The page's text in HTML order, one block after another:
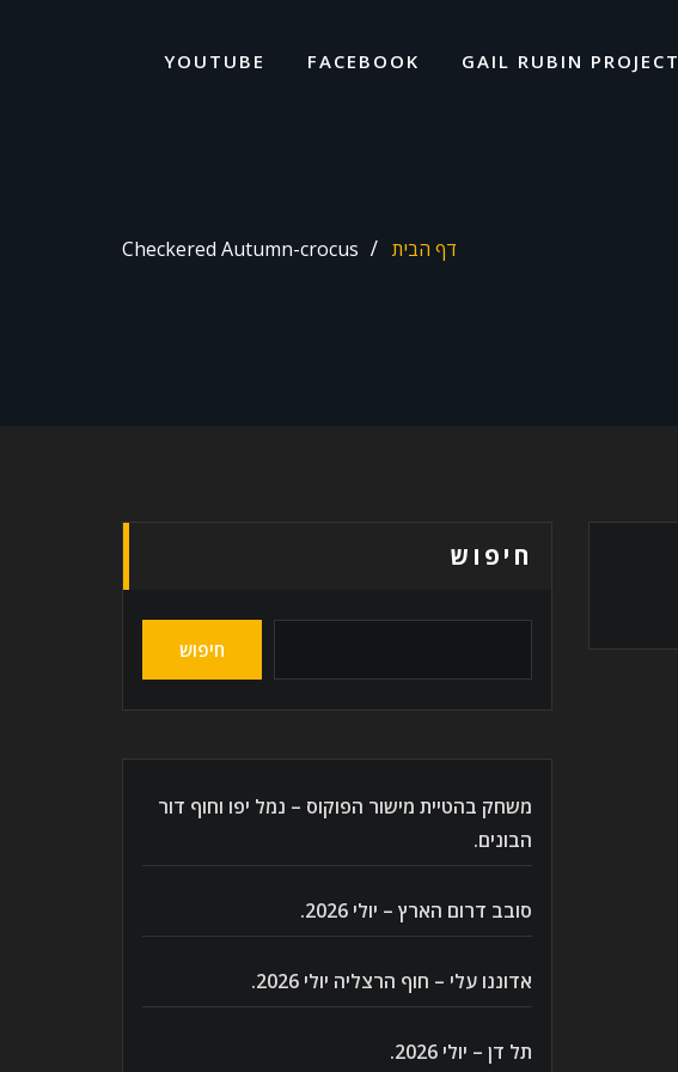
GAIL RUBIN PROJECT
FACEBOOK
YOUTUBE
דף הבית Checkered Autumn-crocus
חיפוש
חיפוש
משחק בהטיית מישור הפוקוס – נמל יפו וחוף דור
הבונים.
סובב דרום הארץ – יולי 2026.
אדוננו עלי – חוף הרצליה יולי 2026.
תל דן – יולי 2026.